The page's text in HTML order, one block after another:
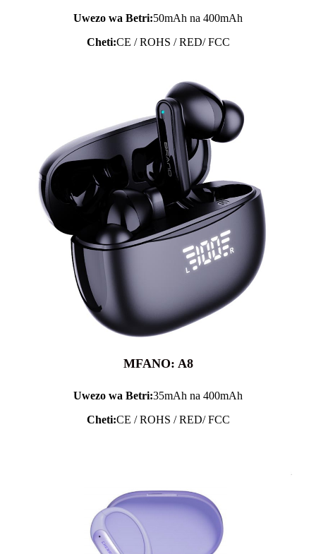
Uwezo wa Betri:50mAh na 400mAh
Cheti:CE / ROHS / RED/ FCC
MFANO: A8
Uwezo wa Betri:35mAh na 400mAh
Cheti:CE / ROHS / RED/ FCC